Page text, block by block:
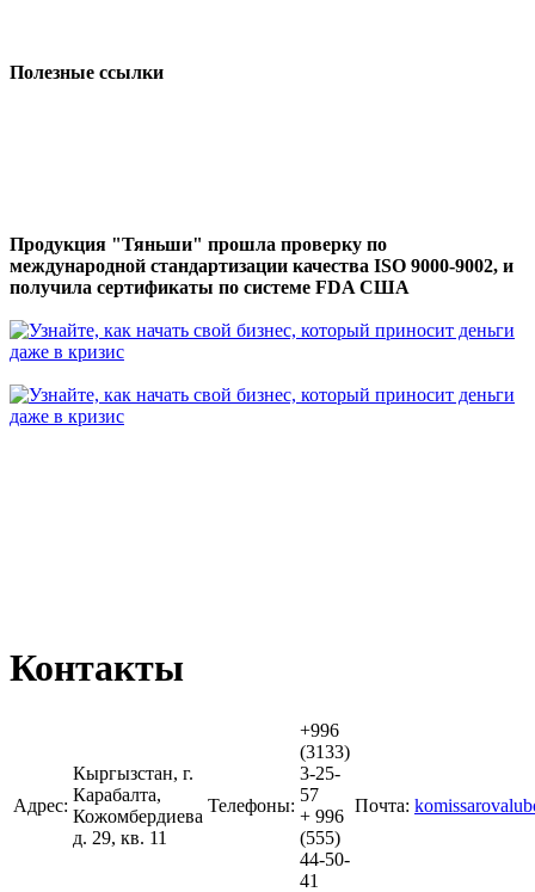
Полезные ссылки
Продукция "Тяньши" прошла проверку по
международной стандартизации качества ISO 9000-9002, и
получила сертификаты по системе FDA США
Контакты
Адрес:
Кыргызстан, г.
Карабалта,
Кожомбердиева
д. 29, кв. 11
Телефоны:
+996
(3133)
3-25-
57
+ 996
(555)
44-50-
41
Почта: